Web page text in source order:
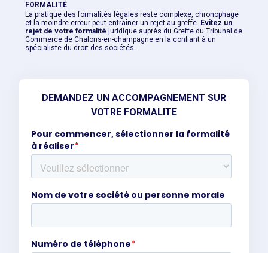
FORMALITÉ
La pratique des formalités légales reste complexe, chronophage
et la moindre erreur peut entraîner un rejet au greffe. Evitez un
rejet de votre formalité juridique auprès du Greffe du Tribunal de
Commerce de Chalons-en-champagne en la confiant à un
spécialiste du droit des sociétés.
DEMANDEZ UN ACCOMPAGNEMENT SUR
VOTRE FORMALITE